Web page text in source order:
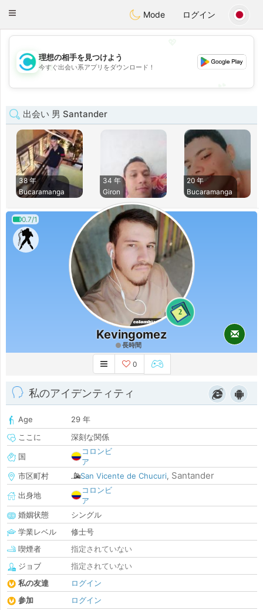
olombiaCitas
Toggle
Mode ログイン
💖
💕
理想の相手を見つけよう
今すぐ出会い系アプリをダウンロード！
出会い 男 Santander
38 年
Bucaramanga
34 年
Giron
20 年
Bucaramanga
0.7/1
2
Kevingomez
長時間
0
私のアイデンティティ
Age
29 年
ここに
深刻な関係
国
コロンビ
ア
市区町村
San Vicente de Chucuri, Santander
出身地
コロンビ
ア
婚姻状態
シングル
学業レベル
修士号
喫煙者
指定されていない
ジョブ
指定されていない
私の友達
ログイン
参加
ログイン